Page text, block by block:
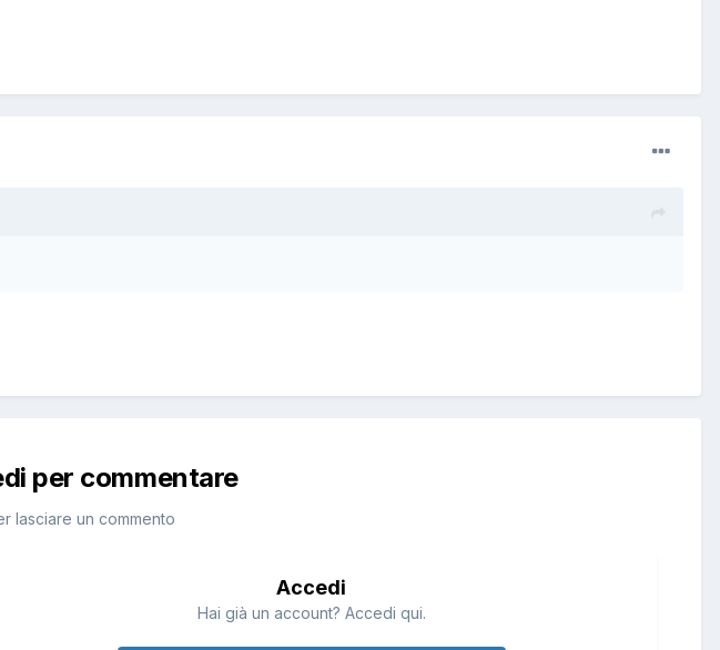
per commentare
lasciare un commento
Accedi
Hai già un account? Accedi qui.